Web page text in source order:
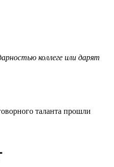
коллеге или дарят
таланта прошли